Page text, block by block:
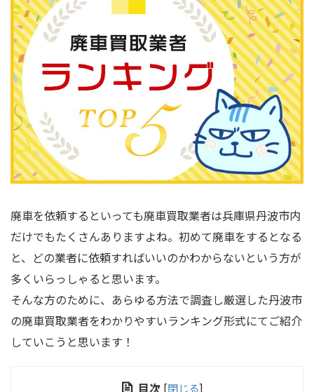
廃車を依頼するといっても廃車買取業者は兵庫県丹波市内
だけでもたくさんありますよね。初めて廃車をするとなる
と、どの業者に依頼すればいいのかわからないという方が
多くいらっしゃると思います。
そんな方のために、あらゆる方法で調査し厳選した丹波市
の廃車買取業者をわかりやすいランキング形式にてご紹介
していこうと思います！
目次 [閉じる]